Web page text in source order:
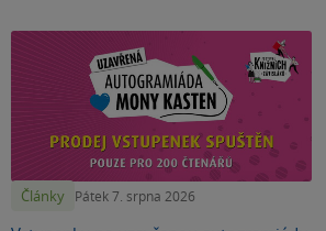
Články Pátek 7. srpna 2026